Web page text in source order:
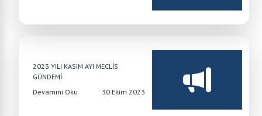
2023 YILI KASIM AYI MECLİS
GÜNDEMİ
Devamını Oku
30 Ekim 2023